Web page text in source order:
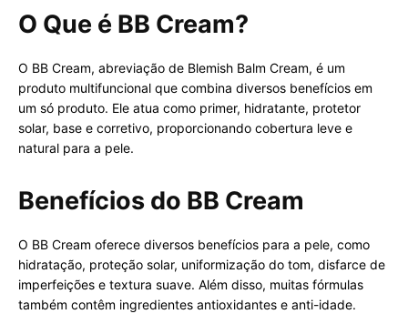
O Que é BB Cream?
O BB Cream, abreviação de Blemish Balm Cream, é um
produto multifuncional que combina diversos benefícios em
um só produto. Ele atua como primer, hidratante, protetor
solar, base e corretivo, proporcionando cobertura leve e
natural para a pele.
Benefícios do BB Cream
O BB Cream oferece diversos benefícios para a pele, como
hidratação, proteção solar, uniformização do tom, disfarce de
imperfeições e textura suave. Além disso, muitas fórmulas
também contêm ingredientes antioxidantes e anti-idade.